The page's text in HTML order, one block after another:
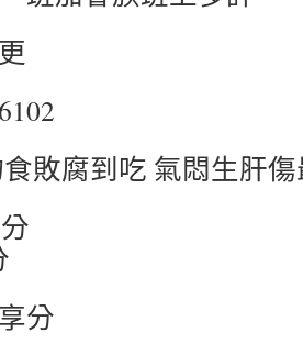
敗腐到吃 氣悶生肝
分